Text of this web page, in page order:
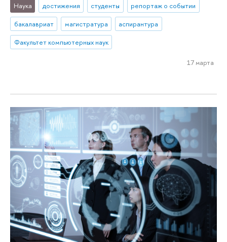
Наука достижения студенты
репортаж о событии
бакалавриат
магистратура
аспирантура
Факультет компьютерных наук
17 марта